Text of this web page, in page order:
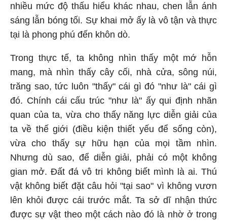
nhiều mức độ thấu hiểu khác nhau, chen lẫn ánh
sáng lẫn bóng tối. Sự khai mở ấy là vô tận và thực
tại là phong phú đến khôn dò.
Trong thực tế, ta không nhìn thấy một mớ hỗn
mang, mà nhìn thấy cây cối, nhà cửa, sông núi,
trăng sao, tức luôn "thấy" cái gì đó "như là" cái gì
đó. Chính cái cấu trúc "như là" ấy qui định nhãn
quan của ta, vừa cho thấy năng lực diễn giải của
ta về thế giới (điều kiện thiết yếu để sống còn),
vừa cho thấy sự hữu hạn của mọi tầm nhìn.
Nhưng dù sao, để diễn giải, phải có một không
gian mở. Đất đá vô tri không biết mình là ai. Thú
vật không biết đặt câu hỏi "tại sao" vì không vươn
lên khỏi được cái trước mắt. Ta sở dĩ nhận thức
được sự vật theo một cách nào đó là nhờ ở trong